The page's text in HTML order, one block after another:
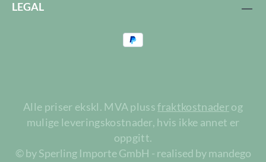
LEGAL
Alle priser ekskl. MVA plussfraktkostnaderog
mulige leveringskostnader, hvis ikke annet er
oppgitt.
© by Sperling Importe GmbH - realised by mandego